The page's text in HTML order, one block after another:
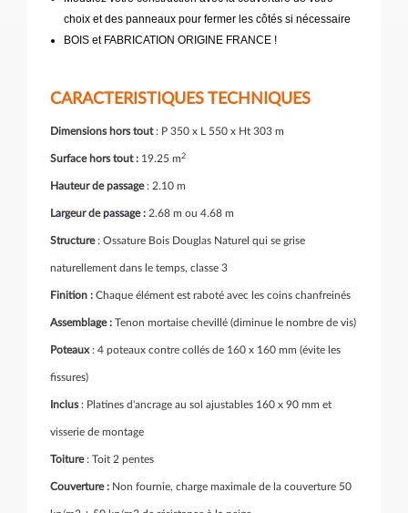
choix et des panneaux pour fermer les côtés si nécessaire
BOIS et FABRICATION ORIGINE FRANCE !
CARACTERISTIQUES TECHNIQUES
Dimensions hors tout: P 350 x L 550 x Ht 303 m
Surface hors tout : 19.25 m2
Hauteur de passage: 2.10 m
Largeur de passage : 2.68 m ou 4.68 m
Structure: Ossature Bois Douglas Naturel qui se grise
naturellement dans le temps, classe 3
Finition : Chaque élément est raboté avec les coins chanfreinés
Assemblage : Tenon mortaise chevillé (diminue le nombre de vis)
Poteaux: 4 poteaux contre collés de 160 x 160 mm (évite les
fissures)
Inclus: Platines d'ancrage au sol ajustables 160 x 90 mm et
visserie de montage
Toiture: Toit 2 pentes
Couverture : Non fournie, charge maximale de la couverture 50